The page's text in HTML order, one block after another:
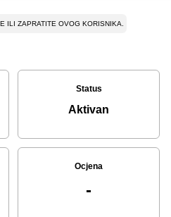
ILI ZAPRATITE OVOG KORISNIKA.
Status
Aktivan
Ocjena
-